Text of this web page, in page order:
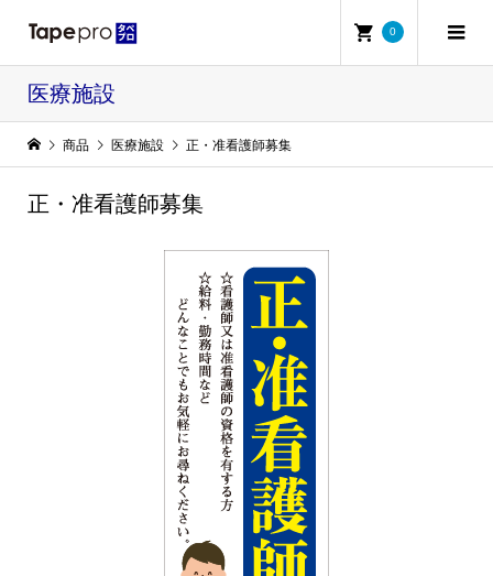
0
医療施設
商品 医療施設 正・准看護師募集
正・准看護師募集